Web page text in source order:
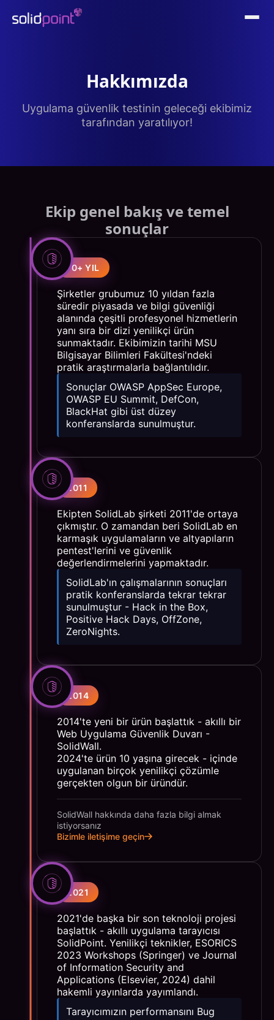
Hakkımızda
Uygulama güvenlik testinin geleceği ekibimiz
tarafından yaratılıyor!
Ekip genel bakış ve temel
sonuçlar
10+ YIL
Şirketler grubumuz 10 yıldan fazla
süredir piyasada ve bilgi güvenliği
alanında çeşitli profesyonel hizmetlerin
yanı sıra bir dizi yenilikçi ürün
sunmaktadır. Ekibimizin tarihi MSU
Bilgisayar Bilimleri Fakültesi'ndeki
pratik araştırmalarla bağlantılıdır.
Sonuçlar OWASP AppSec Europe,
OWASP EU Summit, DefCon,
BlackHat gibi üst düzey
konferanslarda sunulmuştur.
2011
Ekipten SolidLab şirketi 2011'de ortaya
çıkmıştır. O zamandan beri SolidLab en
karmaşık uygulamaların ve altyapıların
pentest'lerini ve güvenlik
değerlendirmelerini yapmaktadır.
SolidLab'ın çalışmalarının sonuçları
pratik konferanslarda tekrar tekrar
sunulmuştur - Hack in the Box,
Positive Hack Days, OffZone,
ZeroNights.
2014
2014'te yeni bir ürün başlattık - akıllı bir
Web Uygulama Güvenlik Duvarı -
SolidWall.
2024'te ürün 10 yaşına girecek - içinde
uygulanan birçok yenilikçi çözümle
gerçekten olgun bir üründür.
SolidWall hakkında daha fazla bilgi almak
istiyorsanız
Bizimle iletişime geçin
2021
2021'de başka bir son teknoloji projesi
başlattık - akıllı uygulama tarayıcısı
SolidPoint. Yenilikçi teknikler, ESORICS
2023 Workshops (Springer) ve Journal
of Information Security and
Applications (Elsevier, 2024) dahil
hakemli yayınlarda yayımlandı.
Tarayıcımızın performansını Bug